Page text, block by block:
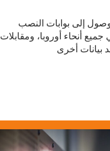
إلى بوابات النصب
أنحاء أوروبا، ومقابلات
بيانات أخرى